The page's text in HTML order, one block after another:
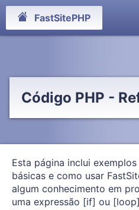
FastSitePHP
Código PHP -
Esta página inclui
básicas e como usar
algum conhecimento em
uma expressão [if] ou